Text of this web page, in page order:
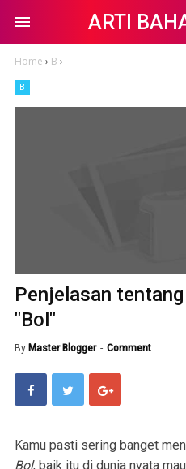
ARTI
Home › B ›
B
Penjelasan
"Bol"
By Master Blogger Comment
Kamu pasti sering banget
Bol, baik itu di dunia nyata